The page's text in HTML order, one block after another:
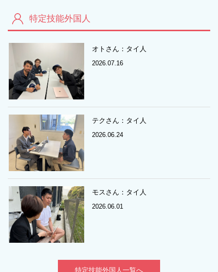
特定技能外国人
オトさん：タイ人
2026.07.16
テクさん：タイ人
2026.06.24
モスさん：タイ人
2026.06.01
特定技能外国人一覧へ